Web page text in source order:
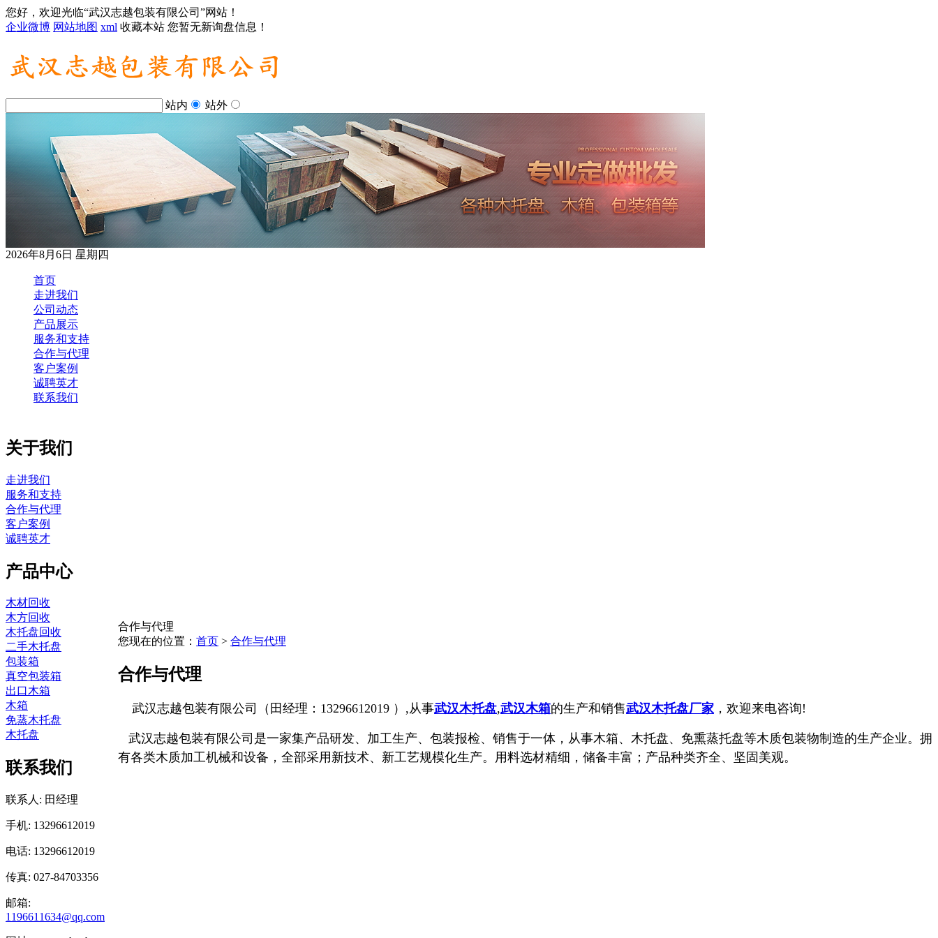
您好，欢迎光临“武汉志越包装有限公司”网站！
企业微博 网站地图 xml 收藏本站 您暂无新询盘信息！
站内 站外
2026年8月6日 星期四
首页
走进我们
公司动态
产品展示
服务和支持
合作与代理
客户案例
诚聘英才
联系我们
关于我们
走进我们
服务和支持
合作与代理
客户案例
诚聘英才
产品中心
木材回收
木方回收
木托盘回收
二手木托盘
包装箱
真空包装箱
出口木箱
木箱
免蒸木托盘
木托盘
联系我们
联系人: 田经理
手机: 13296612019
电话: 13296612019
传真: 027-84703356
邮箱:
1196611634@qq.com
合作与代理
您现在的位置： 首页 > 合作与代理
合作与代理
武汉志越包装有限公司（田经理：13296612019 ）,从事武汉木托盘,武汉木箱的生产和销售武汉木托盘厂家 ，欢迎来电咨询!
武汉志越包装有限公司 是一家集产品研发、加工生产、包装报检、销售于一体，从事木箱、木托盘、免熏蒸托盘等木质包装物制造的生产企业。拥
有各类木质加工机械和设备，全部采用新技术、新工艺规模化生产。用料选材精细，储备丰富；产品种类齐全、坚固美观。